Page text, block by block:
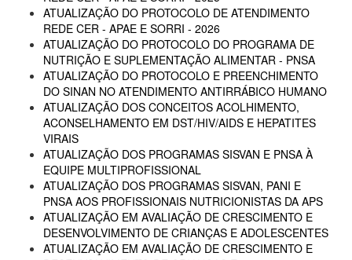
ATUALIZAÇÃO DO PROTOCOLO DE ATENDIMENTO
REDE CER - APAE E SORRI - 2026
ATUALIZAÇÃO DO PROTOCOLO DO PROGRAMA DE
NUTRIÇÃO E SUPLEMENTAÇÃO ALIMENTAR - PNSA
ATUALIZAÇÃO DO PROTOCOLO E PREENCHIMENTO
DO SINAN NO ATENDIMENTO ANTIRRÁBICO HUMANO
ATUALIZAÇÃO DOS CONCEITOS ACOLHIMENTO,
ACONSELHAMENTO EM DST/HIV/AIDS E HEPATITES
VIRAIS
ATUALIZAÇÃO DOS PROGRAMAS SISVAN E PNSA À
EQUIPE MULTIPROFISSIONAL
ATUALIZAÇÃO DOS PROGRAMAS SISVAN, PANI E
PNSA AOS PROFISSIONAIS NUTRICIONISTAS DA APS
ATUALIZAÇÃO EM AVALIAÇÃO DE CRESCIMENTO E
DESENVOLVIMENTO DE CRIANÇAS E ADOLESCENTES
ATUALIZAÇÃO EM AVALIAÇÃO DE CRESCIMENTO E